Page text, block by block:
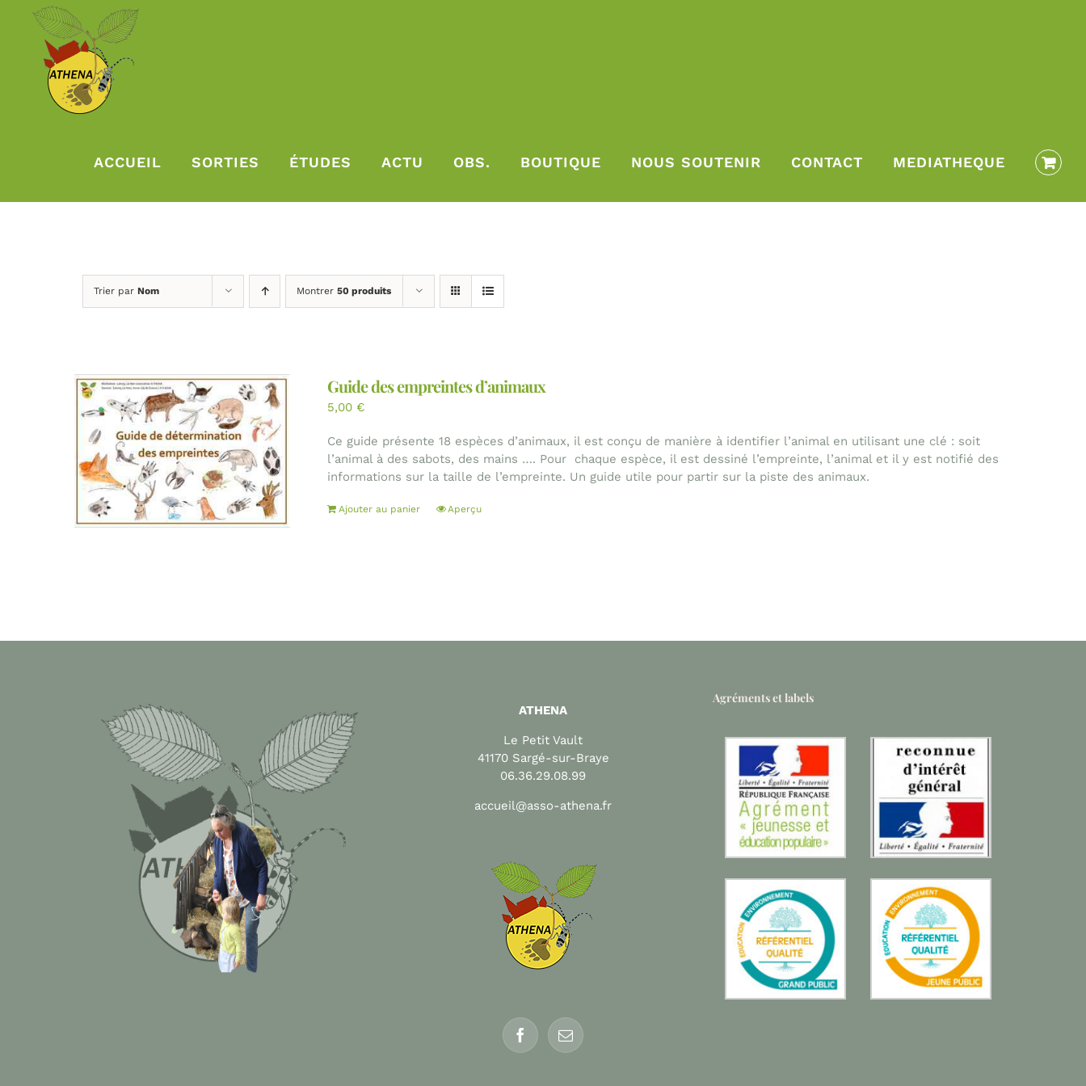
Passer
contenu
ACCUEIL SORTIES ÉTUDES ACTU OBS. BOUTIQUE NOUS SOUTENIR CONTACT MEDIATHEQUE
Trier par Nom Montrer 50 produits
Guide des empreintes d’animaux
5,00 €
Ce guide présente 18 espèces d’animaux, il est conçu de manière à identifier l’animal en utilisant une clé : soit
l’animal à des sabots, des mains …. Pour chaque espèce, il est dessiné l’empreinte, l’animal et il y est notifié des
informations sur la taille de l’empreinte. Un guide utile pour partir sur la piste des animaux.
Ajouter au panier Aperçu
ATHENA
Le Petit Vault
41170 Sargé-sur-Braye
06.36.29.08.99
accueil@asso-athena.fr
Agréments et labels